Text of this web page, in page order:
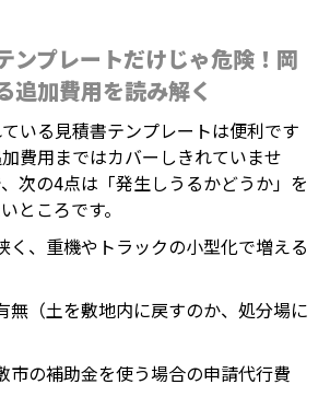
ンプレートだけじゃ危険！岡
追加費用を読み解く
いる見積書テンプレートは便利です
費用まではカバーしきれていませ
次の4点は「発生しうるかどうか」を
ところです。
く、重機やトラックの小型化で増える
無（土を敷地内に戻すのか、処分場に
市の補助金を使う場合の申請代行費